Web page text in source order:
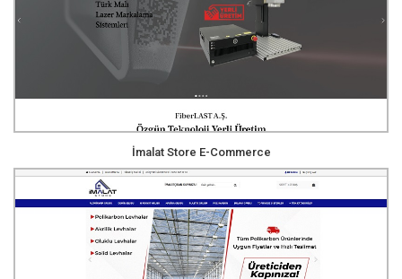
İmalat Store E-Commerce